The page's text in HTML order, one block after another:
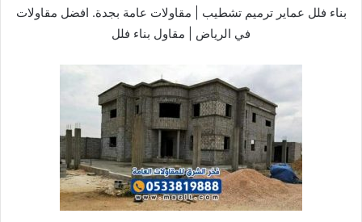
بناء فلل عماير ترميم تشطيب | مقاولات عامة بجدة. افضل مقاولات
في الرياض | مقاول بناء فلل